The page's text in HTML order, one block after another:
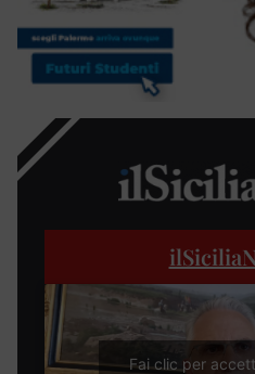
Fai clic per